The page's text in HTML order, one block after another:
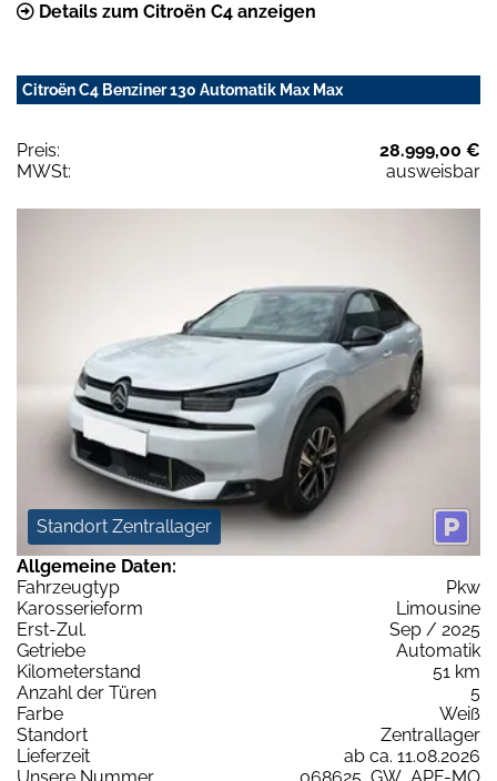
Details zum Citroën C4 anzeigen
Citroën C4 Benziner 130 Automatik Max Max
Preis:
28.999,00 €
MWSt:
ausweisbar
Standort Zentrallager
Allgemeine Daten:
Fahrzeugtyp
Pkw
Karosserieform
Limousine
Erst-Zul.
Sep / 2025
Getriebe
Automatik
Kilometerstand
51 km
Anzahl der Türen
5
Farbe
Weiß
Standort
Zentrallager
Lieferzeit
ab ca. 11.08.2026